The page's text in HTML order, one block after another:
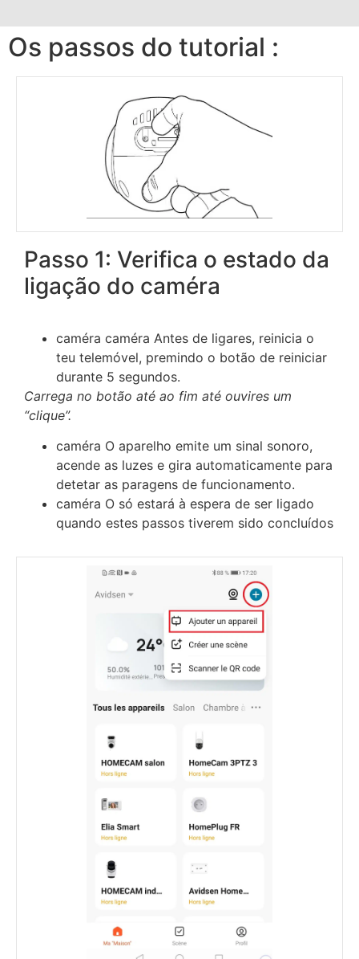
Os passos do tutorial :
Passo 1: Verifica o estado da
ligação do caméra
caméra caméra Antes de ligares, reinicia o
teu telemóvel, premindo o botão de reiniciar
durante 5 segundos.
Carrega no botão até ao fim até ouvires um
“clique”.
caméra O aparelho emite um sinal sonoro,
acende as luzes e gira automaticamente para
detetar as paragens de funcionamento.
caméra O só estará à espera de ser ligado
quando estes passos tiverem sido concluídos